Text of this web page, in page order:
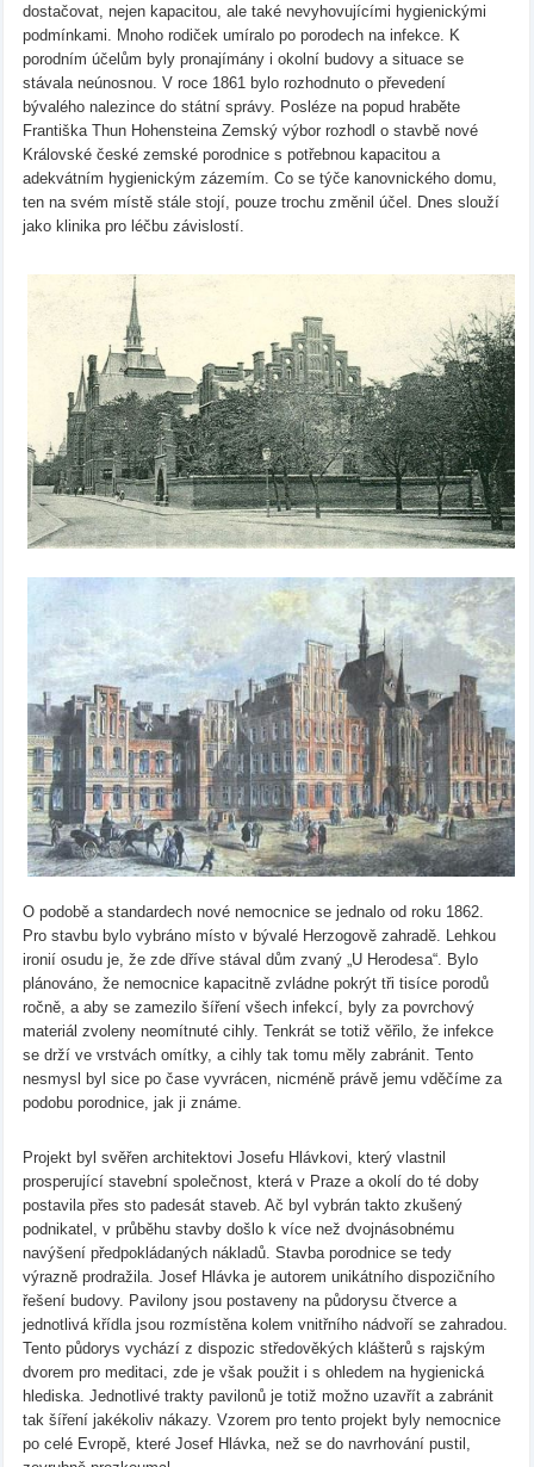
dostačovat, nejen kapacitou, ale také nevyhovujícími hygienickými
podmínkami. Mnoho rodiček umíralo po porodech na infekce. K
porodním účelům byly pronajímány i okolní budovy a situace se
stávala neúnosnou. V roce 1861 bylo rozhodnuto o převedení
bývalého nalezince do státní správy. Posléze na popud hraběte
Františka Thun Hohensteina Zemský výbor rozhodl o stavbě nové
Královské české zemské porodnice s potřebnou kapacitou a
adekvátním hygienickým zázemím. Co se týče kanovnického domu,
ten na svém místě stále stojí, pouze trochu změnil účel. Dnes slouží
jako klinika pro léčbu závislostí.
O podobě a standardech nové nemocnice se jednalo od roku 1862.
Pro stavbu bylo vybráno místo v bývalé Herzogově zahradě. Lehkou
ironií osudu je, že zde dříve stával dům zvaný „U Herodesa“. Bylo
plánováno, že nemocnice kapacitně zvládne pokrýt tři tisíce porodů
ročně, a aby se zamezilo šíření všech infekcí, byly za povrchový
materiál zvoleny neomítnuté cihly. Tenkrát se totiž věřilo, že infekce
se drží ve vrstvách omítky, a cihly tak tomu měly zabránit. Tento
nesmysl byl sice po čase vyvrácen, nicméně právě jemu vděčíme za
podobu porodnice, jak ji známe.
Projekt byl svěřen architektovi Josefu Hlávkovi, který vlastnil
prosperující stavební společnost, která v Praze a okolí do té doby
postavila přes sto padesát staveb. Ač byl vybrán takto zkušený
podnikatel, v průběhu stavby došlo k více než dvojnásobnému
navýšení předpokládaných nákladů. Stavba porodnice se tedy
výrazně prodražila. Josef Hlávka je autorem unikátního dispozičního
řešení budovy. Pavilony jsou postaveny na půdorysu čtverce a
jednotlivá křídla jsou rozmístěna kolem vnitřního nádvoří se zahradou.
Tento půdorys vychází z dispozic středověkých klášterů s rajským
dvorem pro meditaci, zde je však použit i s ohledem na hygienická
hlediska. Jednotlivé trakty pavilonů je totiž možno uzavřít a zabránit
tak šíření jakékoliv nákazy. Vzorem pro tento projekt byly nemocnice
po celé Evropě, které Josef Hlávka, než se do navrhování pustil,